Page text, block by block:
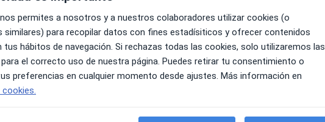
formación en cirugía oral,
y un doctorado. Mi compromiso
basada en técnicas
transparente.
permites a nosotros y a nuestros colaboradores utilizar cookies (o
similares) para recopilar datos con fines estadísiticos y ofrecer contenidos
tus hábitos de navegación. Si rechazas todas las cookies, solo utilizaremos las
el correcto uso de nuestra página. Puedes retirar tu consentimiento o
preferencias en cualquier momento desde ajustes. Más información en